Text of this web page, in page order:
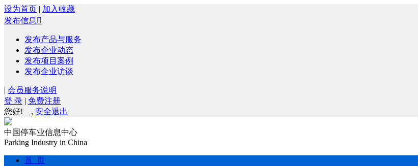
设为首页 | 加入收藏
发布信息 
发布产品与服务
发布企业动态
发布项目案例
发布企业访谈
| 会员服务说明
登 录 | 免费注册
您好!
, 安全退出
中国停车业信息中心
Parking Industry in China
首 页